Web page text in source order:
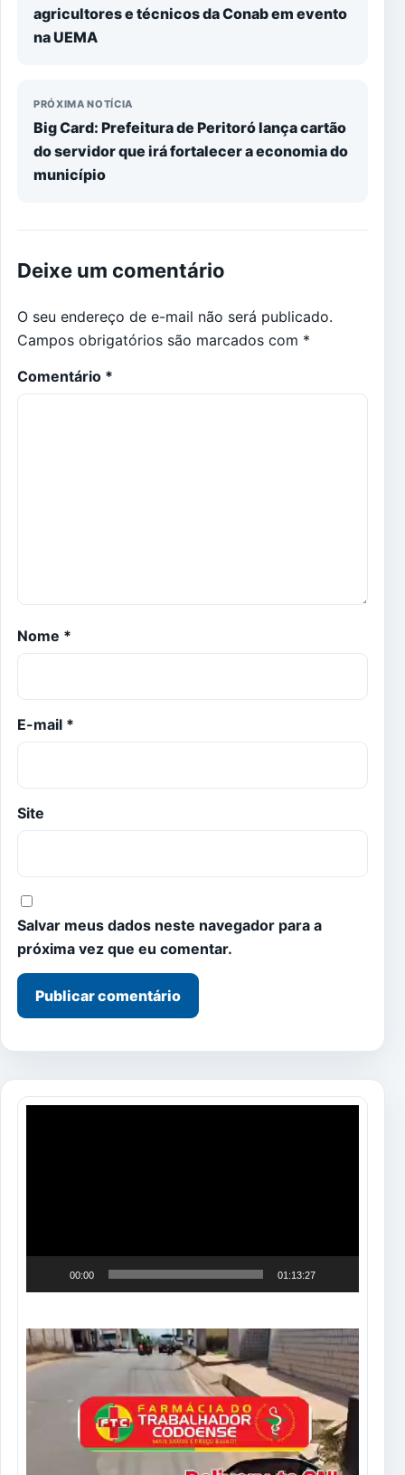
agricultores e técnicos da Conab em evento
na UEMA
PRÓXIMA NOTÍCIA
Big Card: Prefeitura de Peritoró lança cartão
do servidor que irá fortalecer a economia do
município
Deixe um comentário
O seu endereço de e-mail não será publicado.
Campos obrigatórios são marcados com *
Comentário *
Nome *
E-mail *
Site
Salvar meus dados neste navegador para a
próxima vez que eu comentar.
00:00 01:13:27
Tocador
de